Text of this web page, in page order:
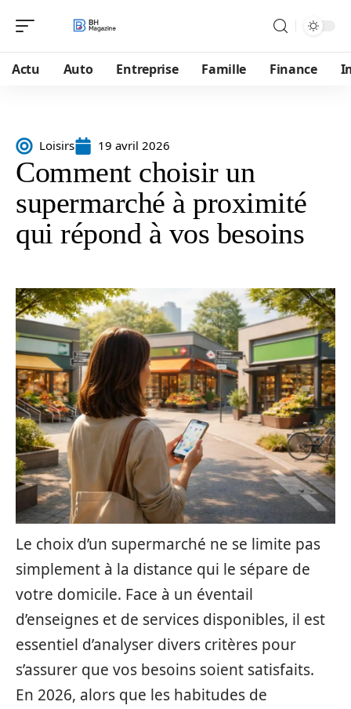
Actu Auto Entreprise Famille Finance
Loisirs 19 avril 2026
Comment choisir un
supermarché à proximité
qui répond à vos besoins
Le choix d’un supermarché ne se limite pas
simplement à la distance qui le sépare de
votre domicile. Face à un éventail
d’enseignes et de services disponibles, il est
essentiel d’analyser divers critères pour
s’assurer que vos besoins soient satisfaits.
En 2026, alors que les habitudes de